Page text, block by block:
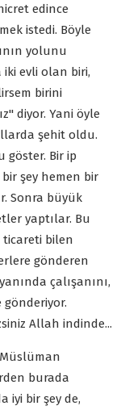
edince
istedi. Böyle
yolunu
evli olan biri,
birini
diyor. Yani öyle
şehit oldu.
göster. Bir ip
şey hemen bir
Sonra büyük
yaptılar. Bu
ticareti bilen
gönderen
çalışanını,
Allah indinde...
burada
iyi bir şey de,